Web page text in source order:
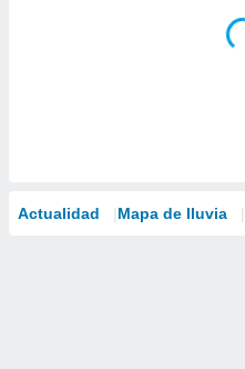
Actualidad Mapa de lluvia